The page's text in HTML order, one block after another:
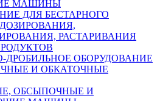
МАШИНЫ
ДЛЯ БЕСТАРНОГО
РАСТАРИВАНИЯ
ДРОБИЛЬНОЕ ОБОРУДОВАНИЕ
И ОБКАТОЧНЫЕ
ОБСЫПОЧНЫЕ И